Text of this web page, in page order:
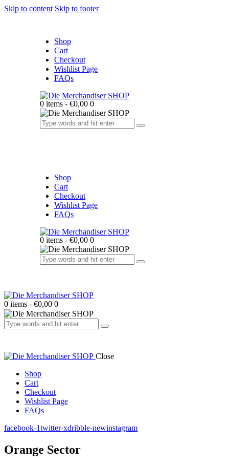
Skip to content Skip to footer
Shop
Cart
Checkout
Wishlist Page
FAQs
0 items - €0,00 0
Shop
Cart
Checkout
Wishlist Page
FAQs
0 items - €0,00 0
0 items - €0,00 0
Close
Shop
Cart
Checkout
Wishlist Page
FAQs
facebook-1twitter-xdribble-newinstagram
Orange Sector